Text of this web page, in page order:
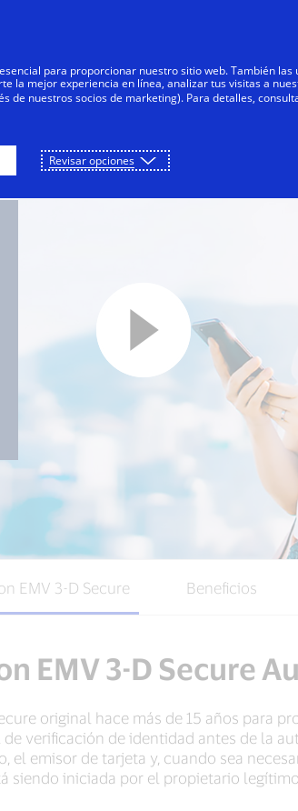
Negocios
EMV 3-D Secure Beneficios
EMV 3-D Secure
original hace más de 15 años para
verificación de identidad antes de la
emisor de tarjeta y, cuando sea
siendo iniciada por el propietario
para proporcionar nuestro sitio web. También las
la mejor experiencia en línea, analizar tus visitas a
de nuestros socios de marketing). Para detalles,
Revisar opciones